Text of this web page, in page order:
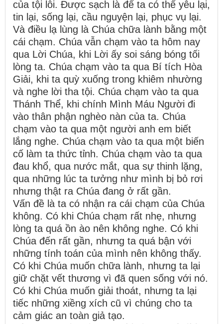
của tội lỗi. Được sạch là để ta có thể yêu lại,
tin lại, sống lại, cầu nguyện lại, phục vụ lại.
Và điều lạ lùng là Chúa chữa lành bằng một
cái chạm. Chúa vẫn chạm vào ta hôm nay
qua Lời Chúa, khi Lời ấy soi sáng bóng tối
lòng ta. Chúa chạm vào ta qua Bí tích Hòa
Giải, khi ta quỳ xuống trong khiêm nhường
và nghe lời tha tội. Chúa chạm vào ta qua
Thánh Thể, khi chính Mình Máu Người đi
vào thân phận nghèo nàn của ta. Chúa
chạm vào ta qua một người anh em biết
lắng nghe. Chúa chạm vào ta qua một biến
cố làm ta thức tỉnh. Chúa chạm vào ta qua
đau khổ, qua nước mắt, qua sự thinh lặng,
qua những lúc ta tưởng như mình bị bỏ rơi
nhưng thật ra Chúa đang ở rất gần.
Vấn đề là ta có nhận ra cái chạm của Chúa
không. Có khi Chúa chạm rất nhẹ, nhưng
lòng ta quá ồn ào nên không nghe. Có khi
Chúa đến rất gần, nhưng ta quá bận với
những tính toán của mình nên không thấy.
Có khi Chúa muốn chữa lành, nhưng ta lại
giữ chặt vết thương vì đã quen sống với nó.
Có khi Chúa muốn giải thoát, nhưng ta lại
tiếc những xiềng xích cũ vì chúng cho ta
cảm giác an toàn giả tạo.